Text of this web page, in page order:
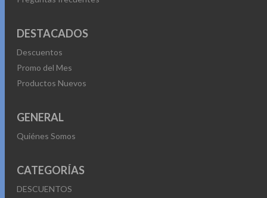
DESTACADOS
Descuentos
Promo del Mes
Productos Nuevos
GENERAL
Quiénes Somos
CATEGORÍAS
DESCUENTOS